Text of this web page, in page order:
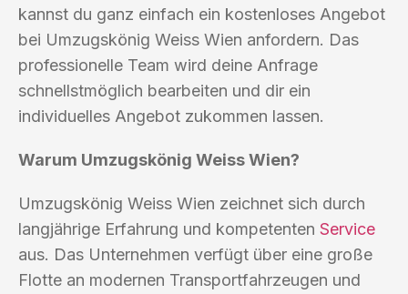
kannst du ganz einfach ein kostenloses Angebot
bei Umzugskönig Weiss Wien anfordern. Das
professionelle Team wird deine Anfrage
schnellstmöglich bearbeiten und dir ein
individuelles Angebot zukommen lassen.
Warum Umzugskönig Weiss Wien?
Umzugskönig Weiss Wien zeichnet sich durch
langjährige Erfahrung und kompetenten Service
aus. Das Unternehmen verfügt über eine große
Flotte an modernen Transportfahrzeugen und